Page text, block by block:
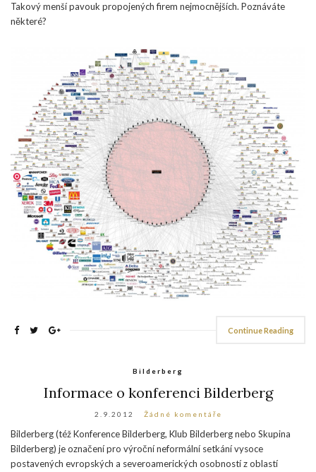
Takový menší pavouk propojených firem nejmocnějších. Poznáváte
některé?
Continue Reading
Bilderberg
Informace o konferenci Bilderberg
2.9.2012 Žádné komentáře
Bilderberg (též Konference Bilderberg, Klub Bilderberg nebo Skupina
Bilderberg) je označení pro výroční neformální setkání vysoce
postavených evropských a severoamerických osobností z oblastí